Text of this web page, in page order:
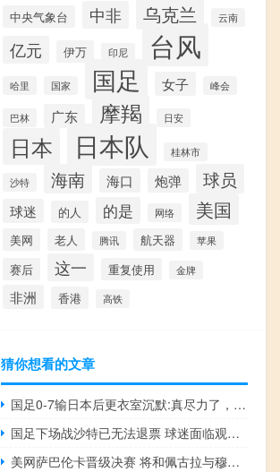
中央气象台 中非 乌克兰 云南
亿元 伊万 印尼 台风
哈里 国家 国足 女子 峰会
巴林 广东 摩羯 日安
日本 日本队 桂林市
沙特 海南 海口 炮弹 球员
球迷 的人 的是 网络 美国
美网 老人 腾讯 航天器 苹果
赛后 这一 重复使用 金牌
非洲 香港 高铁
猜你想看的文章
国足0-7输日本后更衣室沉默:真尽力了，创史上最惨痛失利纪录
国足下场战沙特已无法退票 球迷面临观赛抉择
美网萨巴伦卡晋级决赛 将和佩古拉与穆霍娃之间胜者争夺冠军